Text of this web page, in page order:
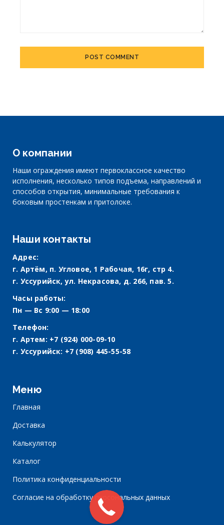
О компании
Наши ограждения имеют первоклассное качество
исполнения, несколько типов подъема, направлений и
способов открытия, минимальные требования к
боковым простенкам и притолоке.
Наши контакты
Адрес:
г. Артём, п. Угловое, 1 Рабочая, 16г, стр 4.
г. Уссурийск, ул. Некрасова, д. 266, пав. 5.
Часы работы:
Пн — Вс 9:00 — 18:00
Телефон:
г. Артем: +7 (924) 000-09-10
г. Уссурийск: +7 (908) 445-55-58
Меню
Главная
Доставка
Калькулятор
Каталог
Политика конфиденциальности
Согласие на обработку персональных данных